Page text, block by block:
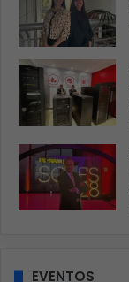
EVENTOS